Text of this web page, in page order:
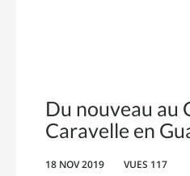
Du nouveau au
Caravelle en
18 NOV 2019 VUES 117